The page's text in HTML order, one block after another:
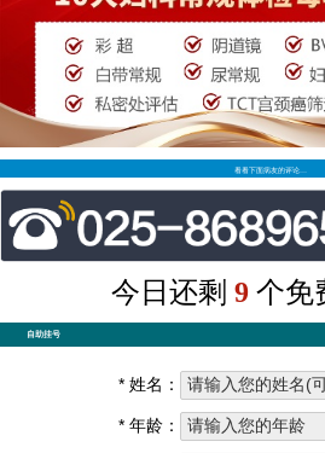
看看下面病友的评论…
今日还剩 9 个免
自助挂号
* 姓名：
* 年龄：